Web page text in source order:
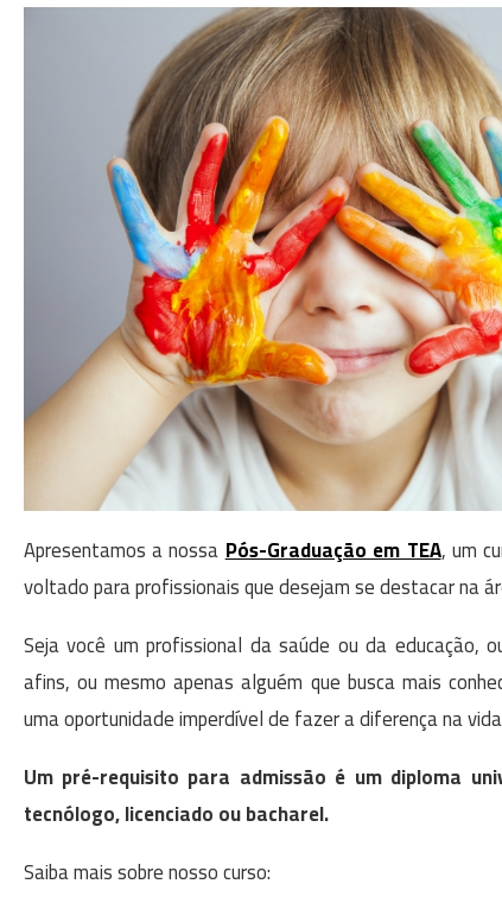
Apresentamos a nossaPós-Graduação em TEA, um
voltado para profissionais que desejam se destacar na
Seja você um profissional da saúde ou da educação,
afins, ou mesmo apenas alguém que busca mais
uma oportunidade imperdível de fazer a diferença na
Um pré-requisito para admissão é um diploma
tecnólogo, licenciado ou bacharel.
Saiba mais sobre nosso curso: